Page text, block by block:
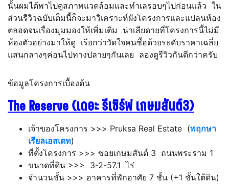
นั้นผมได้พาไปดูสภาพแวดล้อมและทำเลรอบๆไปก่อนแล้ว ใน
ส่วนรีวิวฉบับเต็มนี้ก็จะมาวิเคราะห์ผังโครงการและแปลนห้อง
ตลอดจนเรื่องมุมมองให้เพิ่มเติม น่าเสียดายที่โครงการนี้ไม่มี
ห้องตัวอย่างมาให้ดู เรียกว่าวัดใจคนซื้อด้วยระดับราคาเฉลี่ย
แสนกลางๆค่อนไปทางปลายๆกันเลย ลองดูรีวิวกันดีกว่าครับ
ข้อมูลโครงการเบื้องต้น
The Reserve (เดอะ รีเซิร์ฟ เกษมสันต์3)
เจ้าของโครงการ >>> Pruksa Real Estate (พฤกษา
เรียลเอสเตท)
ที่ตั้งโครงการ >>> ซอยเกษมสันต์ 3 ถนนพระราม 1
ขนาดที่ดิน >>> 3-2-57.1 ไร่
จำนวนชั้น >>> อาคารที่พักอาศัย 7 ชั้น (+1 ชั้นใต้ดิน)